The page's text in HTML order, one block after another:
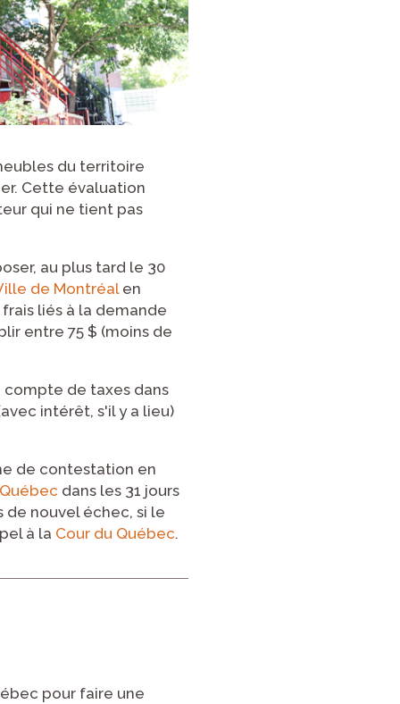
du territoire
Cette évaluation
qui ne tient pas
au plus tard le 30
de Montréalen
liés à la demande
entre 75 $ (moins de
compte de taxes dans
intérêt, s'il y a lieu)
de contestation en
dans les 31 jours
nouvel échec, si le
à la Cour du Québec.
pour faire une